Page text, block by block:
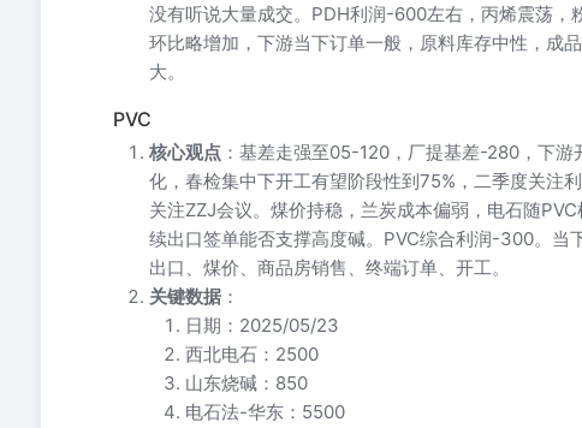
没有听说大量成交。PDH利润-600左右，丙烯震荡
环比略增加，下游当下订单一般，原料库存中性，成
大。
PVC
核心观点 ：基差走强至05-120，厂提基差-280，下
化，春检集中下开工有望阶段性到75%，二季度关注
关注ZZJ会议。煤价持稳，兰炭成本偏弱，电石随
续出口签单能否支撑高度碱。PVC综合利润-300。当
出口、煤价、商品房销售、终端订单、开工。
关键数据 ：
日期：2025/05/23
西北电石：2500
山东烧碱：850
电石法-华东：5500